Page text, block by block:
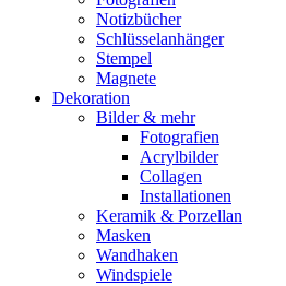
Notizbücher
Schlüsselanhänger
Stempel
Magnete
Dekoration
Bilder & mehr
Fotografien
Acrylbilder
Collagen
Installationen
Keramik & Porzellan
Masken
Wandhaken
Windspiele